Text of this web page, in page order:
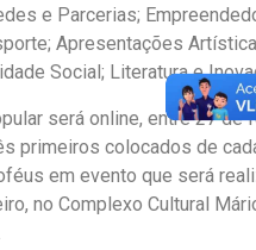
e Parcerias;
Apresentações
Social; Literatura e
será online, entre 27 de
primeiros colocados de
em evento que será
no Complexo Cultural